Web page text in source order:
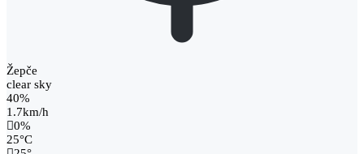
Žepče
clear sky
40%
1.7km/h
0%
25°C